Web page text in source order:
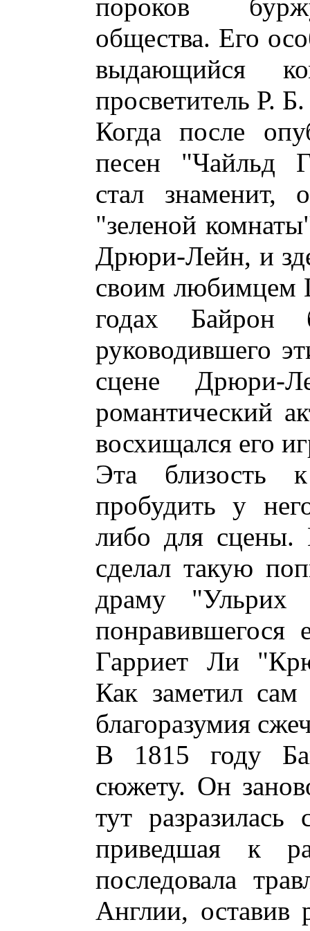
пороков
общества. Его
выдающийся
просветитель Р.
Когда после
песен "Чайльд
стал знаменит,
"зеленой
Дрюри-Лейн, и
своим любимцем
годах Байрон
руководившего
сцене Дрюри-
романтический
восхищался его
Эта близость
пробудить у
либо для
сделал такую
драму
понравившегося
Гарриет Ли
Как заметил
благоразумия
В 1815 году
сюжету. Он
тут
приведшая к
последовала
Англии, оставив